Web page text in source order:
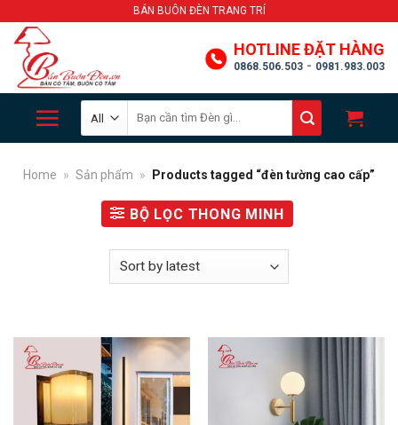
content
BÁN BUÔN ĐÈN TRANG TRÍ
HOTLINE ĐẶT HÀNG
0868.506.503 - 0981.983.003
for:
Home » Sản phẩm » Products tagged “đèn tường cao cấp”
BỘ LỌC THONG MINH